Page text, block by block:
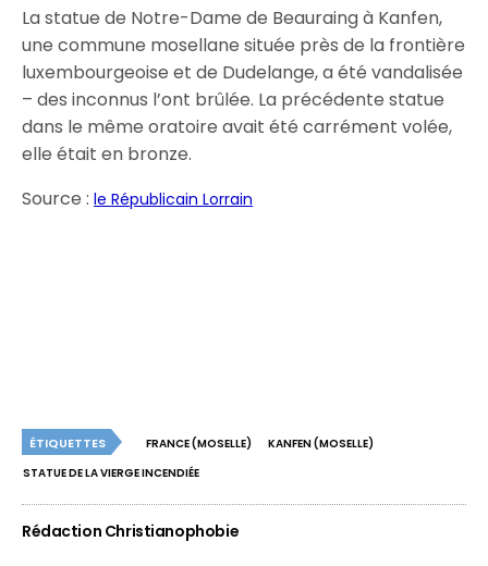
La statue de Notre-Dame de Beauraing à Kanfen,
une commune mosellane située près de la frontière
luxembourgeoise et de Dudelange, a été vandalisée
– des inconnus l’ont brûlée. La précédente statue
dans le même oratoire avait été carrément volée,
elle était en bronze.
Source :le Républicain Lorrain
ÉTIQUETTES FRANCE (MOSELLE)
KANFEN (MOSELLE)
STATUE DE LA VIERGE INCENDIÉE
Rédaction Christianophobie